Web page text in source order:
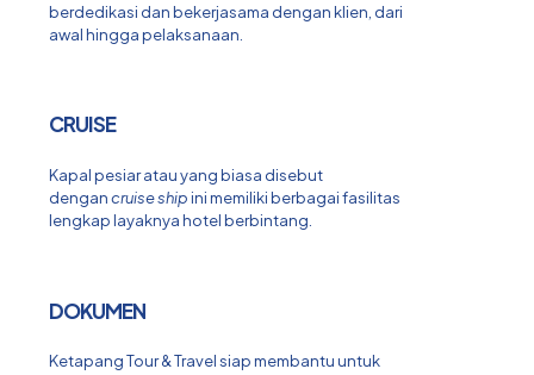
berdedikasi dan bekerjasama dengan klien, dari
awal hingga pelaksanaan.
CRUISE
Kapal pesiar atau yang biasa disebut
dengancruise shipini memiliki berbagai fasilitas
lengkap layaknya hotel berbintang.
DOKUMEN
Ketapang Tour & Travel siap membantu untuk